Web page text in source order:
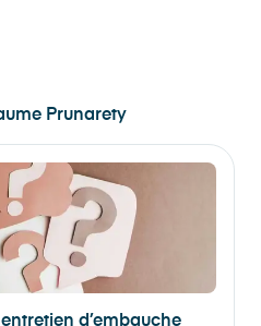
Prunarety
d’embauche